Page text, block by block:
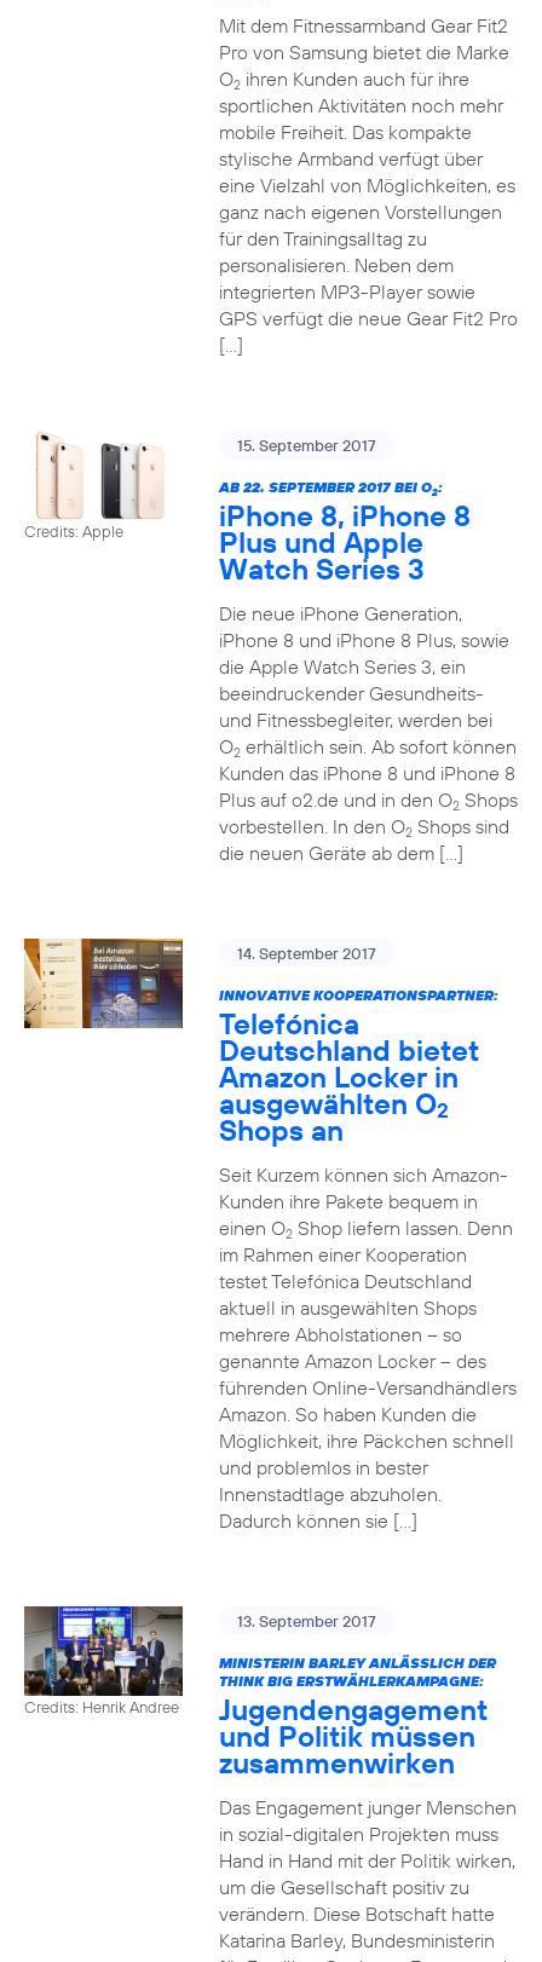
Mit dem Fitnessarmband Gear Fit2
Pro von Samsung bietet die Marke
O2ihren Kunden auch für ihre
sportlichen Aktivitäten noch mehr
mobile Freiheit. Das kompakte
stylische Armband verfügt über
eine Vielzahl von Möglichkeiten, es
ganz nach eigenen Vorstellungen
für den Trainingsalltag zu
personalisieren. Neben dem
integrierten MP3-Player sowie
GPS verfügt die neue Gear Fit2 Pro
[…]
Credits: Apple
15. September 2017
AB 22. SEPTEMBER 2017 BEI O2:
iPhone 8, iPhone 8
Plus und Apple
Watch Series 3
Die neue iPhone Generation,
iPhone 8 und iPhone 8 Plus, sowie
die Apple Watch Series 3, ein
beeindruckender Gesundheits-
und Fitnessbegleiter, werden bei
O2erhältlich sein. Ab sofort können
Kunden das iPhone 8 und iPhone 8
Plus auf o2.de und in den O2Shops
vorbestellen. In den O2Shops sind
die neuen Geräte ab dem […]
14. September 2017
INNOVATIVE KOOPERATIONSPARTNER:
Telefónica
Deutschland bietet
Amazon Locker in
ausgewählten O2
Shops an
Seit Kurzem können sich Amazon-
Kunden ihre Pakete bequem in
einen O2Shop liefern lassen. Denn
im Rahmen einer Kooperation
testet Telefónica Deutschland
aktuell in ausgewählten Shops
mehrere Abholstationen – so
genannte Amazon Locker – des
führenden Online-Versandhändlers
Amazon. So haben Kunden die
Möglichkeit, ihre Päckchen schnell
und problemlos in bester
Innenstadtlage abzuholen.
Dadurch können sie […]
Credits: Henrik Andree
13. September 2017
MINISTERIN BARLEY ANLÄSSLICH DER
THINK BIG ERSTWÄHLERKAMPAGNE:
Jugendengagement
und Politik müssen
zusammenwirken
Das Engagement junger Menschen
in sozial-digitalen Projekten muss
Hand in Hand mit der Politik wirken,
um die Gesellschaft positiv zu
verändern. Diese Botschaft hatte
Katarina Barley, Bundesministerin